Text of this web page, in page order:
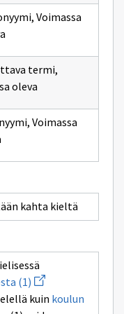
, Voimassa
termi,
oleva
,Voimassa
kahta kieltä
(1) Avaa
uuden
ikkunan
kuin koulun